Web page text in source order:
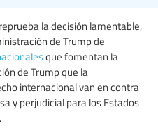
la decisión lamentable,
de Trump de
que fomentan la
de Trump que la
internacional van en contra
y perjudicial para los Estados